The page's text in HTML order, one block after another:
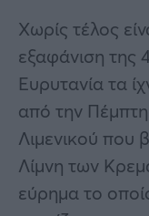
Χωρίς τέλος
εξαφάνιση της
Ευρυτανία τα
από την
Λιμενικού που
Λίμνη των
εύρημα το